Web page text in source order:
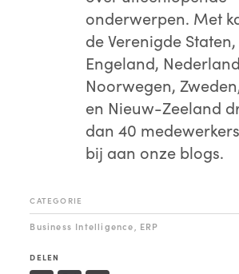
onderwerpen. Met
de Verenigde
Engeland,
Noorwegen,
en Nieuw-Zeeland
dan 40
bij aan onze blogs.
CATEGORIE
Business Intelligence, ERP
DELEN